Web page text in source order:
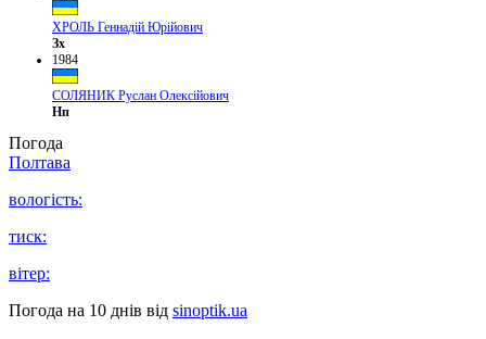
ХРОЛЬ Геннадій Юрійович
Зх
1984
СОЛЯНИК Руслан Олексійович
Нп
Погода
Полтава
вологість:
тиск:
вітер:
Погода на 10 днів від sinoptik.ua